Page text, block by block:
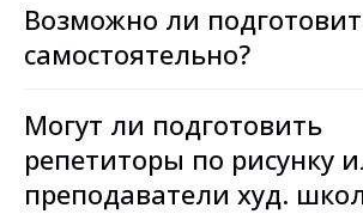
Возможно ли
самостоятельно?
Могут ли подготовить
репетиторы по рисунку
преподаватели худ.